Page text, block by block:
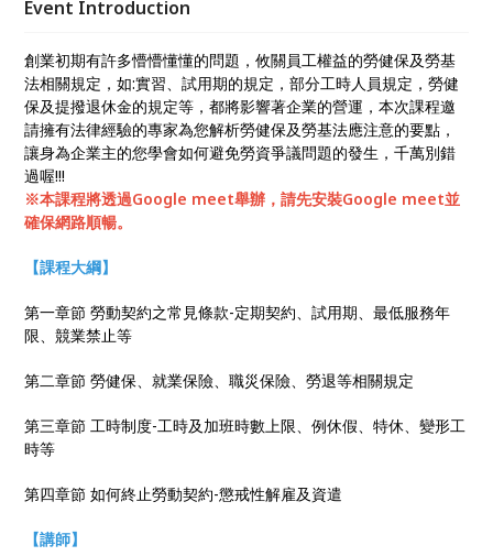
Event Introduction
創業初期有許多懵懵懂懂的問題，攸關員工權益的勞健保及勞基
法相關規定，如:實習、試用期的規定，部分工時人員規定，勞健
保及提撥退休金的規定等，都將影響著企業的營運，本次課程邀
請擁有法律經驗的專家為您解析勞健保及勞基法應注意的要點，
讓身為企業主的您學會如何避免勞資爭議問題的發生，千萬別錯
過喔!!!
※本課程將透過Google meet舉辦，請先安裝Google meet並
確保網路順暢。
【課程大綱】
第一章節 勞動契約之常見條款-定期契約、試用期、最低服務年
限、競業禁止等
第二章節 勞健保、就業保險、職災保險、勞退等相關規定
第三章節 工時制度-工時及加班時數上限、例休假、特休、變形工
時等
第四章節 如何終止勞動契約-懲戒性解雇及資遣
【講師】